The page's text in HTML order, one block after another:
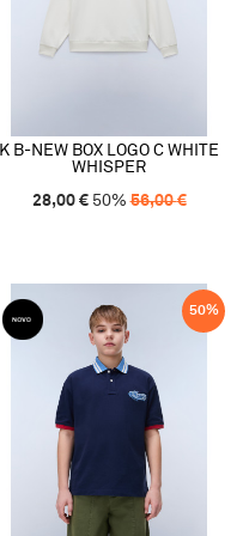
K B-NEW BOX LOGO C WHITE
WHISPER
28,00 € 50% 56,00€
50%